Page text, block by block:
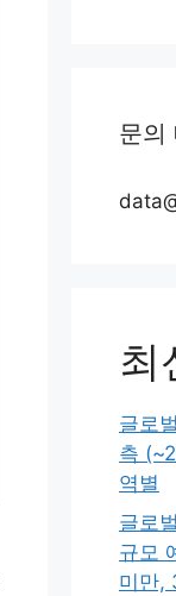
문의
최
글로
측
역별
글로
규모
미만,